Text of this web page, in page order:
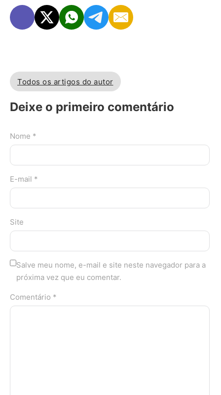
Todos os artigos do autor
Deixe o primeiro comentário
Nome *
E-mail *
Site
Salve meu nome, e-mail e site neste navegador para a
próxima vez que eu comentar.
Comentário *